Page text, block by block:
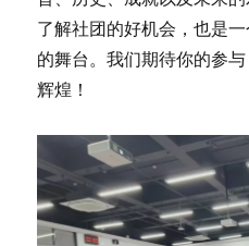
了解社团的好机会，也是
的舞台。我们期待你的参
辉煌！